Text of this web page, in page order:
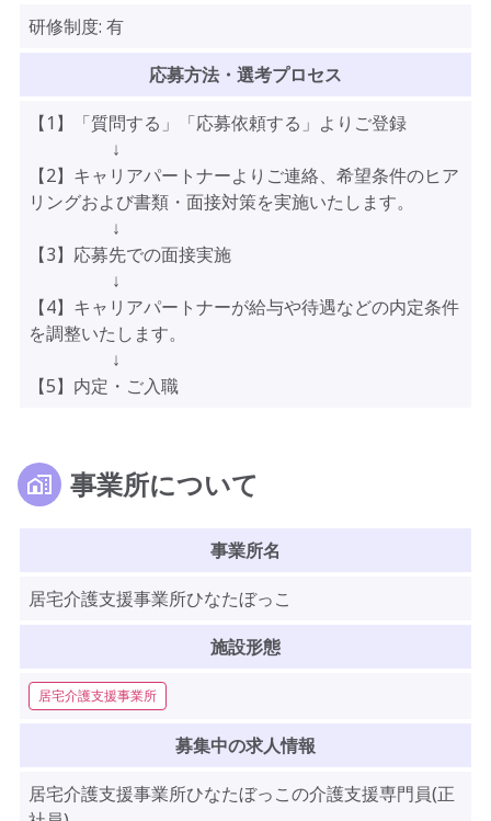
研修制度: 有
応募方法・選考プロセス
【1】「質問する」「応募依頼する」よりご登録
↓
【2】キャリアパートナーよりご連絡、希望条件のヒア
リングおよび書類・面接対策を実施いたします。
↓
【3】応募先での面接実施
↓
【4】キャリアパートナーが給与や待遇などの内定条件
を調整いたします。
↓
【5】内定・ご入職
事業所について
事業所名
居宅介護支援事業所ひなたぼっこ
施設形態
居宅介護支援事業所
募集中の求人情報
居宅介護支援事業所ひなたぼっこの介護支援専門員(正